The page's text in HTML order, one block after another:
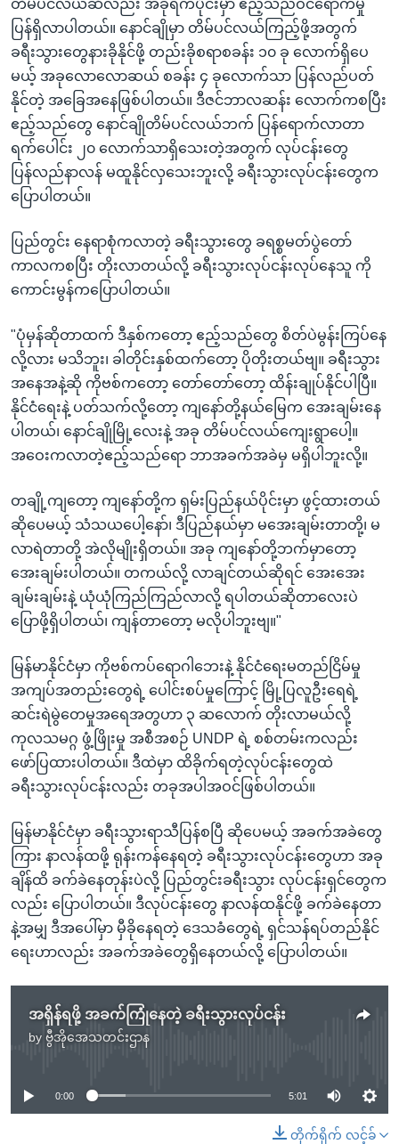
တိမ်ပင်လယ်ဆီလည်း အခုရက်ပိုင်းမှာ ဧည့်သည်ဝင်ရောက်မှု
ပြန်ရှိလာပါတယ်။ နောင်ချိုမှာ တိမ်ပင်လယ်ကြည့်ဖို့အတွက်
ခရီးသွားတွေနားခိုနိုင်ဖို့ တည်းခိုစရာစခန်း ၁၀ ခု လောက်ရှိပေ
မယ့် အခုလောလောဆယ် စခန်း ၄ ခုလောက်သာ ပြန်လည်ပတ်
နိုင်တဲ့ အခြေအနေဖြစ်ပါတယ်။ ဒီဇင်ဘာလဆန်း လောက်ကစပြီး
ဧည့်သည်တွေ နောင်ချိုတိမ်ပင်လယ်ဘက် ပြန်ရောက်လာတာ
ရက်ပေါင်း ၂၀ လောက်သာရှိသေးတဲ့အတွက် လုပ်ငန်းတွေ
ပြန်လည်နာလန် မထူနိုင်လှသေးဘူးလို့ ခရီးသွားလုပ်ငန်းတွေက
ပြောပါတယ်။
ပြည်တွင်း နေရာစုံကလာတဲ့ ခရီးသွားတွေ ခရစ္စမတ်ပွဲတော်
ကာလကစပြီး တိုးလာတယ်လို့ ခရီးသွားလုပ်ငန်းလုပ်နေသူ ကို
ကောင်းမွန်ကပြောပါတယ်။
"ပုံမှန်ဆိုတာထက် ဒီနှစ်ကတော့ ဧည့်သည်တွေ စိတ်ပဲမွန်းကြပ်နေ
လို့လား မသိဘူး၊ ခါတိုင်းနှစ်ထက်တော့ ပိုတိုးတယ်ဗျ။ ခရီးသွား
အနေအနဲ့ဆို ကိုဗစ်ကတော့ တော်တော်တော့ ထိန်းချုပ်နိုင်ပါပြီ။
နိုင်ငံရေးနဲ့ ပတ်သက်လို့တော့ ကျနော်တို့နယ်မြေက အေးချမ်းနေ
ပါတယ်၊ နောင်ချိုမြို့လေးနဲ့ အခု တိမ်ပင်လယ်ကျေးရွာပေါ့။
အဝေးကလာတဲ့ဧည့်သည်ရော ဘာအခက်အခဲမှ မရှိပါဘူးလို့။
တချို့ကျတော့ ကျနော်တို့က ရှမ်းပြည်နယ်ပိုင်းမှာ ဖွင့်ထားတယ်
ဆိုပေမယ့် သံသယပေါ့နော်၊ ဒီပြည်နယ်မှာ မအေးချမ်းတာတို့၊ မ
လာရဲတာတို့ အဲလိုမျိုးရှိတယ်။ အခု ကျနော်တို့ဘက်မှာတော့
အေးချမ်းပါတယ်။ တကယ်လို့ လာချင်တယ်ဆိုရင် အေးအေး
ချမ်းချမ်းနဲ့ ယုံယုံကြည်ကြည်လာလို့ ရပါတယ်ဆိုတာလေးပဲ
ပြောဖို့ရှိပါတယ်၊ ကျန်တာတော့ မလိုပါဘူးဗျ။"
မြန်မာနိုင်ငံမှာ ကိုဗစ်ကပ်ရောဂါဘေးနဲ့ နိုင်ငံရေးမတည်ငြိမ်မှု
အကျပ်အတည်းတွေရဲ့ ပေါင်းစပ်မှုကြောင့် မြို့ပြလူဦးရေရဲ့
ဆင်းရဲမွဲတေမှုအရေအတွဟာ ၃ ဆလောက် တိုးလာမယ်လို့
ကုလသမဂ္ဂ ဖွံ့ဖြိုးမှု အစီအစဉ် UNDP ရဲ့ စစ်တမ်းကလည်း
ဖော်ပြထားပါတယ်။ ဒီထဲမှာ ထိခိုက်ရတဲ့လုပ်ငန်းတွေထဲ
ခရီးသွားလုပ်ငန်းလည်း တခုအပါအဝင်ဖြစ်ပါတယ်။
မြန်မာနိုင်ငံမှာ ခရီးသွားရာသီပြန်စပြီ ဆိုပေမယ့် အခက်အခဲတွေ
ကြား နာလန်ထဖို့ ရုန်းကန်နေရတဲ့ ခရီးသွားလုပ်ငန်းတွေဟာ အခု
ချိန်ထိ ခက်ခဲနေတုန်းပဲလို့ ပြည်တွင်းခရီးသွား လုပ်ငန်းရှင်တွေက
လည်း ပြောပါတယ်။ ဒီလုပ်ငန်းတွေ နာလန်ထနိုင်ဖို့ ခက်ခဲနေတာ
နဲ့အမျှ ဒီအပေါ်မှာ မှီခိုနေရတဲ့ ဒေသခံတွေရဲ့ ရှင်သန်ရပ်တည်နိုင်
ရေးဟာလည်း အခက်အခဲတွေရှိနေတယ်လို့ ပြောပါတယ်။
အရှိန်ရဖို့ အခက်ကြုံနေတဲ့ ခရီးသွားလုပ်ငန်း
by ဗွီအိုအေသတင်းဌာန
No media source currently available
0:00 5:01
တိုက်ရိုက် လင့်ခ်